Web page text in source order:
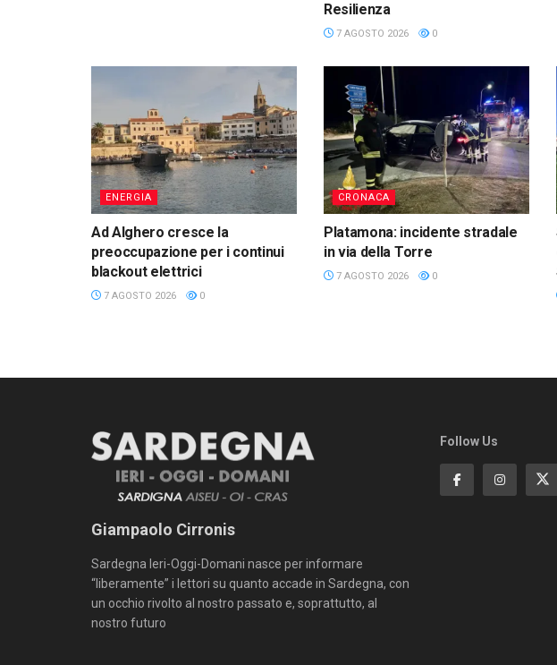
Resilienza
7 AGOSTO 2026 0
ENERGIA
Ad Alghero cresce la
preoccupazione per i continui
blackout elettrici
7 AGOSTO 2026 0
CRONACA
Platamona: incidente stradale
in via della Torre
7 AGOSTO 2026 0
Giampaolo Cirronis
Sardegna Ieri-Oggi-Domani nasce per informare
“liberamente” i lettori su quanto accade in Sardegna, con
un occhio rivolto al nostro passato e, soprattutto, al
nostro futuro
Follow Us